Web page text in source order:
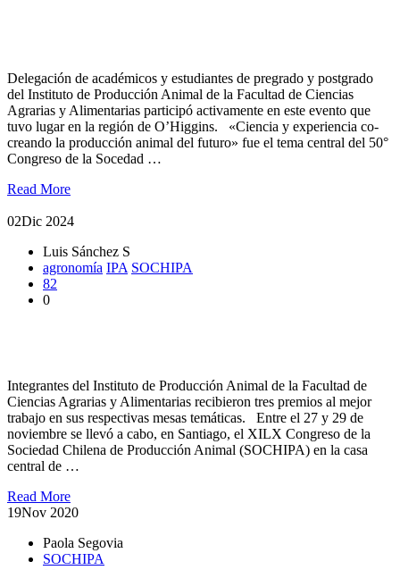
Delegación de académicos y estudiantes de pregrado y postgrado
del Instituto de Producción Animal de la Facultad de Ciencias
Agrarias y Alimentarias participó activamente en este evento que
tuvo lugar en la región de O’Higgins. «Ciencia y experiencia co-
creando la producción animal del futuro» fue el tema central del 50°
Congreso de la Socedad …
Read More
02Dic 2024
Luis Sánchez S
agronomía IPA SOCHIPA
82
0
Integrantes del Instituto de Producción Animal de la Facultad de
Ciencias Agrarias y Alimentarias recibieron tres premios al mejor
trabajo en sus respectivas mesas temáticas. Entre el 27 y 29 de
noviembre se llevó a cabo, en Santiago, el XILX Congreso de la
Sociedad Chilena de Producción Animal (SOCHIPA) en la casa
central de …
Read More
19Nov 2020
Paola Segovia
SOCHIPA